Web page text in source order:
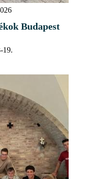
Budapest
19.